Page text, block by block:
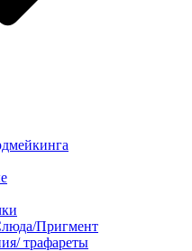
Пригмент
трафареты